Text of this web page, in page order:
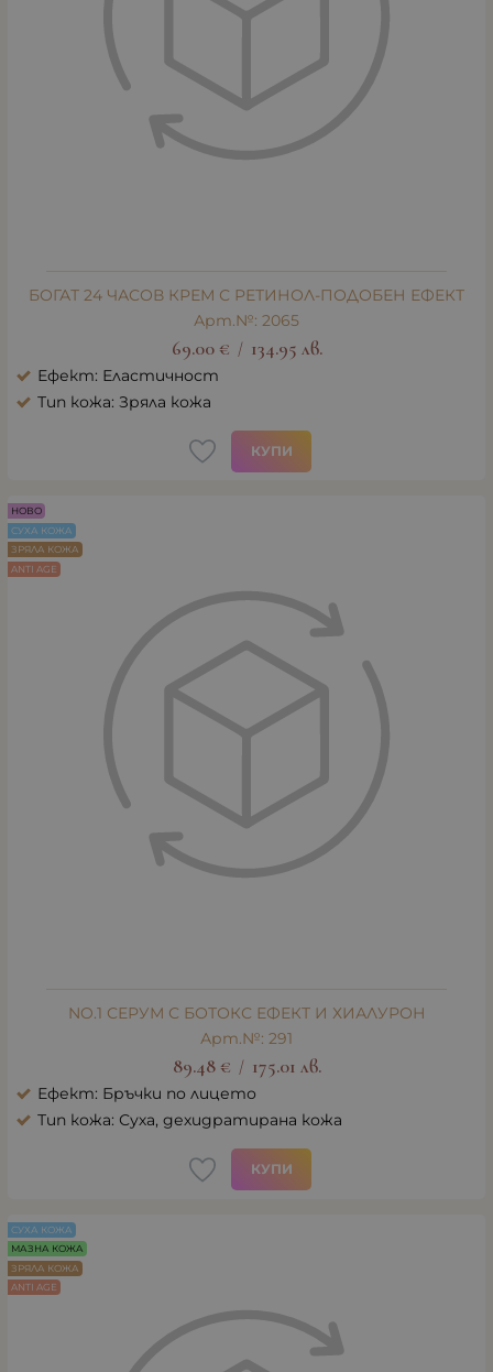
БОГАТ 24 ЧАСОВ КРЕМ С РЕТИНОЛ-ПОДОБЕН ЕФЕКТ
Арт.№: 2065
69.00 € / 134.95 лв.
Ефект: Еластичност
Тип кожа: Зряла кожа
КУПИ
NO.1 СЕРУМ С БОТОКС ЕФЕКТ И ХИАЛУРОН
Арт.№: 291
89.48 € / 175.01 лв.
Ефект: Бръчки по лицето
Тип кожа: Суха, дехидратирана кожа
КУПИ
НОВО
СУХА КОЖА
ЗРЯЛА КОЖА
ANTI AGE
СУХА КОЖА
МАЗНА КОЖА
ЗРЯЛА КОЖА
ANTI AGE